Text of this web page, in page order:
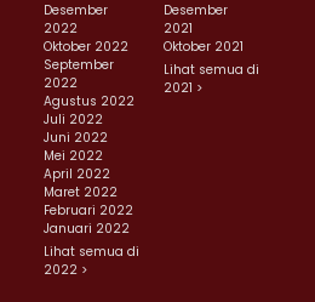
Desember
2022
Oktober 2022
September
2022
Agustus 2022
Juli 2022
Juni 2022
Mei 2022
April 2022
Maret 2022
Februari 2022
Januari 2022
Lihat semua di
2022 >
Desember
2021
Oktober 2021
Lihat semua di
2021 >